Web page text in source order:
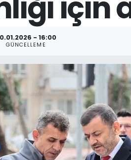
- 16:00
GÜNCELLEME